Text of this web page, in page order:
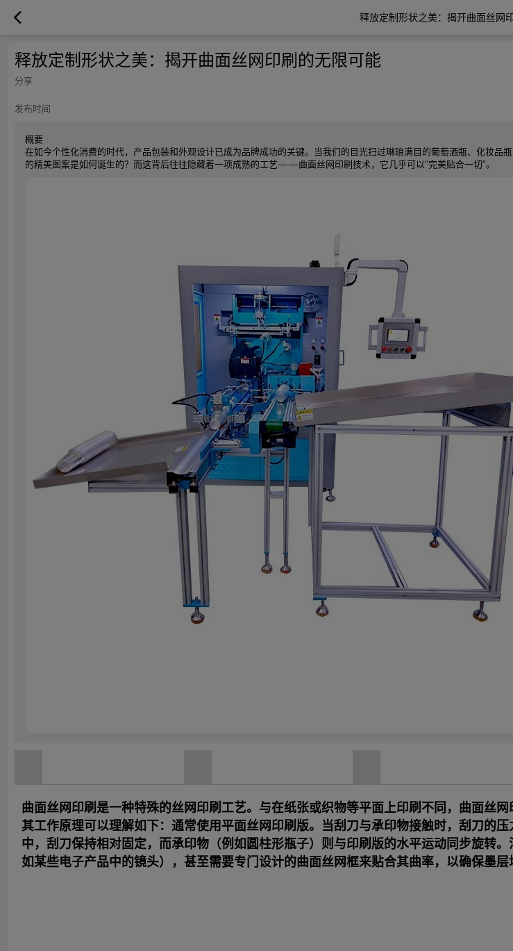
释放定制形状之美：揭开曲面丝网
释放定制形状之美：揭开曲面丝网印刷的无限可能
分享
发布时间
概要
在如今个性化消费的时代，产品包装和外观设计已成为品牌成功的关键。当我们的目光扫过琳琅满目的葡萄酒瓶、化妆
的精美图案是如何诞生的？而这背后往往隐藏着一项成熟的工艺——曲面丝网印刷技术，它几乎可以“完美贴合一切”。
曲面丝网印刷是一种特殊的丝网印刷工艺。与在纸张或织物等平面上印刷不同，曲面丝
其工作原理可以理解如下：通常使用平面丝网印刷版。当刮刀与承印物接触时，刮刀的
中，刮刀保持相对固定，而承印物（例如圆柱形瓶子）则与印刷版的水平运动同步旋转
如某些电子产品中的镜头），甚至需要专门设计的曲面丝网框来贴合其曲率，以确保墨层